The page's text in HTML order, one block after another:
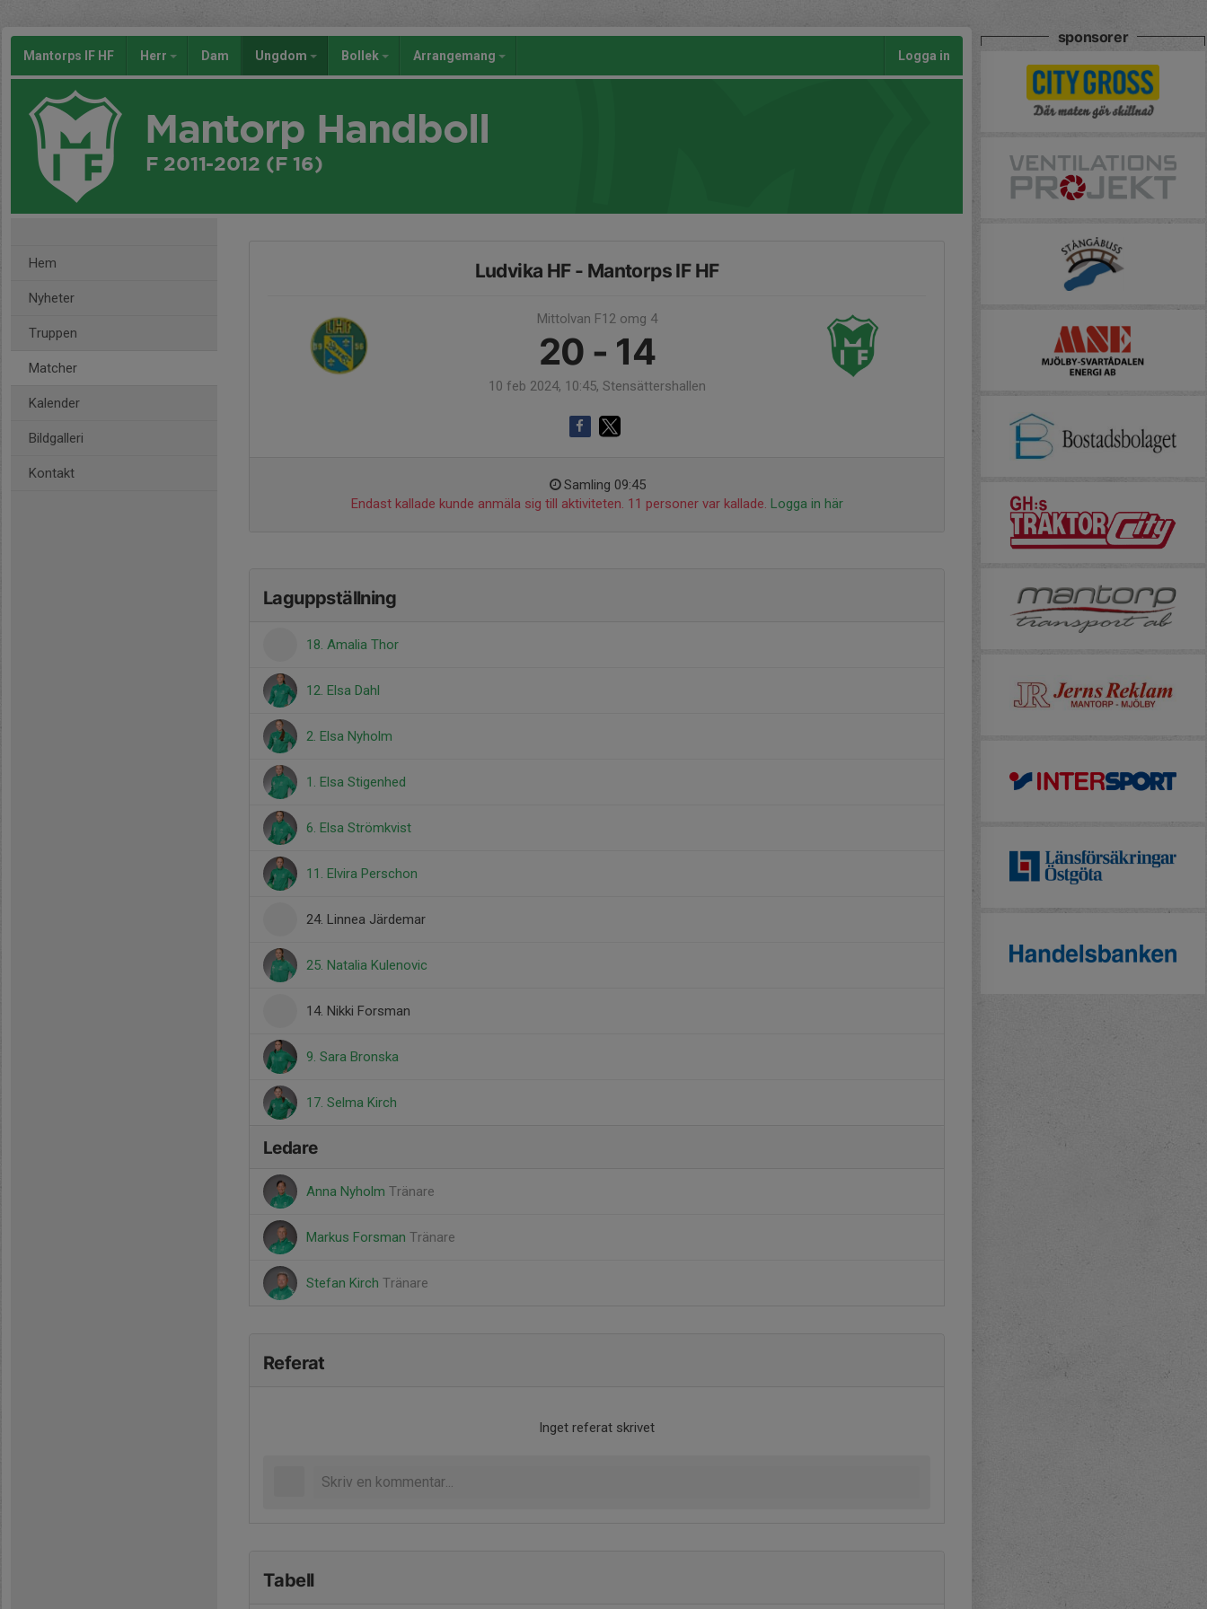
Mantorps IF HF Herr Dam Ungdom Bollek Arrangemang Logga in
Mantorp Handboll
F 2011-2012 (F 16)
Hem
Nyheter
Truppen
Matcher
Kalender
Bildgalleri
Kontakt
Ludvika HF - Mantorps IF HF
Mittolvan F12 omg 4
20 - 14
10 feb 2024, 10:45, Stensättershallen
Samling 09:45
Endast kallade kunde anmäla sig till aktiviteten. 11 personer var kallade. Logga in här
Laguppställning
18. Amalia Thor
12. Elsa Dahl
2. Elsa Nyholm
1. Elsa Stigenhed
6. Elsa Strömkvist
11. Elvira Perschon
24. Linnea Järdemar
25. Natalia Kulenovic
14. Nikki Forsman
9. Sara Bronska
17. Selma Kirch
Ledare
Anna Nyholm Tränare
Markus Forsman Tränare
Stefan Kirch Tränare
Referat
Inget referat skrivet
Tabell
sponsorer